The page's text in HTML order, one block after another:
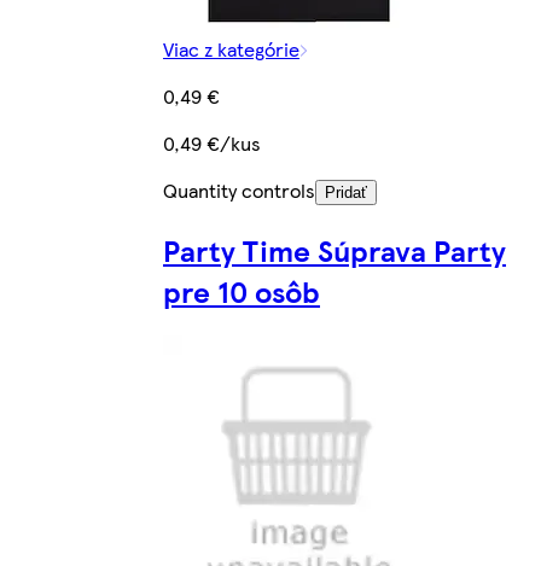
Viac z kategórie
0,49 €
0,49 €/kus
Quantity controls
Pridať
Party Time Súprava Party
pre 10 osôb